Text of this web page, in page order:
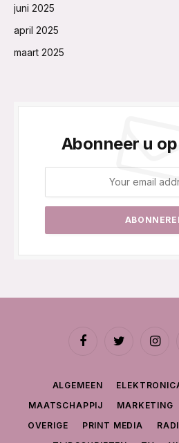
juni 2025
april 2025
maart 2025
Abonneer u
FacebookTwitter
ALGEMEEN
MAATSCHAPPIJ
MARKETING
OVERIGE
PRINT MEDIA